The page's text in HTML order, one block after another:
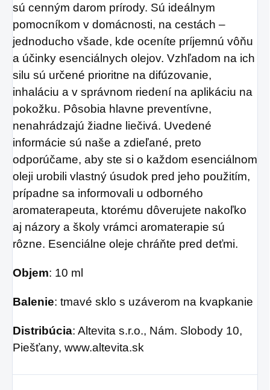
sú cenným darom prírody. Sú ideálnym
pomocníkom v domácnosti, na cestách –
jednoducho všade, kde oceníte príjemnú vôňu
a účinky esenciálnych olejov. Vzhľadom na ich
silu sú určené prioritne na difúzovanie,
inhaláciu a v správnom riedení na aplikáciu na
pokožku. Pôsobia hlavne preventívne,
nenahrádzajú žiadne liečivá. Uvedené
informácie sú naše a zdieľané, preto
odporúčame, aby ste si o každom esenciálnom
oleji urobili vlastný úsudok pred jeho použitím,
prípadne sa informovali u odborného
aromaterapeuta, ktorému dôverujete nakoľko
aj názory a školy vrámci aromaterapie sú
rôzne. Esenciálne oleje chráňte pred deťmi.
Objem: 10 ml
Balenie: tmavé sklo s uzáverom na kvapkanie
Distribúcia: Altevita s.r.o., Nám. Slobody 10,
Piešťany, www.altevita.sk